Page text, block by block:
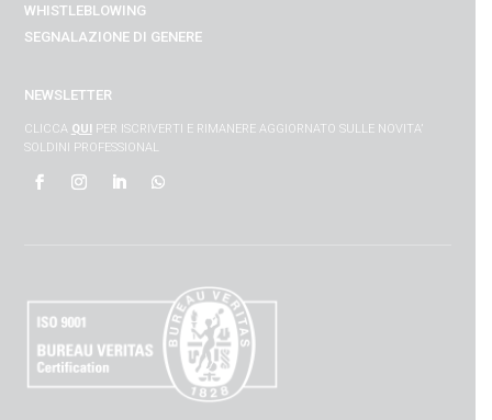
WHISTLEBLOWING
SEGNALAZIONE DI GENERE
NEWSLETTER
CLICCA QUIPER ISCRIVERTI E RIMANERE AGGIORNATO SULLE NOVITA’
SOLDINI PROFESSIONAL